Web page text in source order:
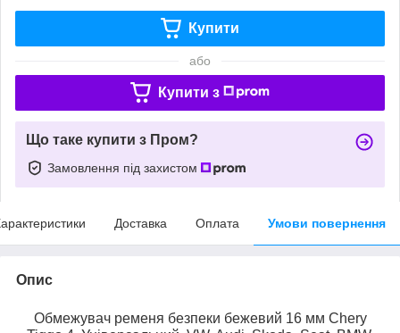
Купити
або
Купити з
Що таке купити з Пром?
Замовлення під захистом
Доставка Оплата Умови повернення
Опис
Обмежувач ременя безпеки бежевий 16 мм Chery